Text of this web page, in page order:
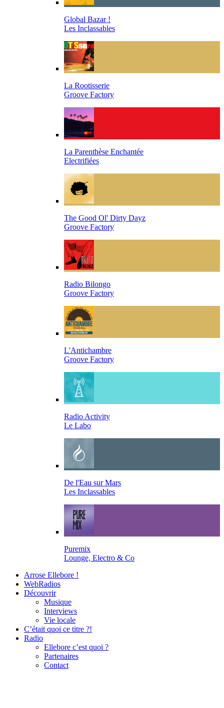
Global Bazar !
Les Inclassables
La Rootisserie
Groove Factory
La Parenthèse Enchantée
Electrifiées
The Good Ol' Dirty Dayz
Groove Factory
Radio Bilongo
Groove Factory
L'Antichambre
Groove Factory
Radio Activity
Le Labo
De l'Eau sur Mars
Les Inclassables
Puremix
Lounge, Electro & Co
Arrose Ellebore !
WebRadios
Découvrir
Musique
Interviews
Vie locale
C’était quoi ce titre ?!
Radio
Ellebore c’est quoi ?
Partenaires
Contact